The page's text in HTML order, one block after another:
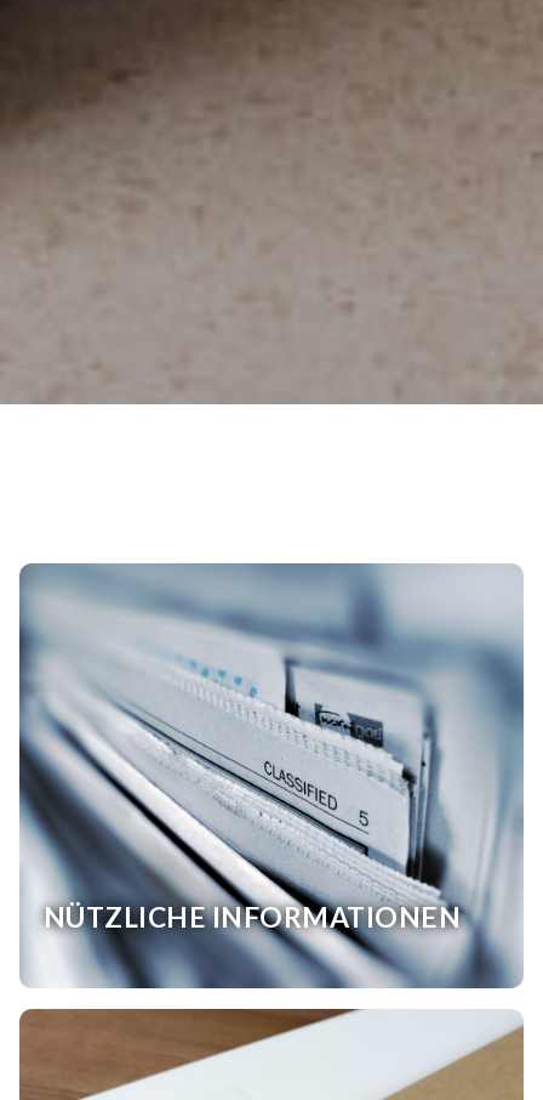
NÜTZLICHE INFORMATIONEN